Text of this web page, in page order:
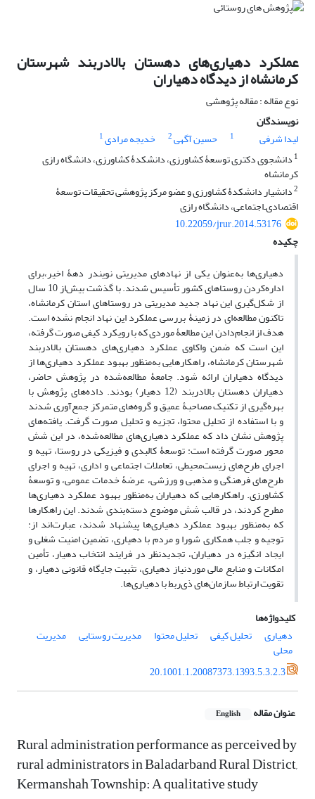
عملکرد دهیاری‌های دهستان بالادربند شهرستان
کرمانشاه از دیدگاه دهیاران
نوع مقاله : مقاله پژوهشی
نویسندگان
لیدا شرفی
1 حسین آگهی2 خدیجه مرادی1
1 دانشجوی دکتری توسعۀ کشاورزی، دانشکدۀ کشاورزی، دانشگاه رازی
کرمانشاه
2دانشیار دانشکدۀ کشاورزی و عضو مرکز پژوهشی تحقیقات توسعۀ
اقتصادی‌ـ‌‌اجتماعی، دانشگاه رازی
10.22059/jrur.2014.53176
چکیده
دهیاری‌ها به‌عنوان یکی از نهادهای مدیریتی نویندر دهۀ اخیر،برای
اداره‌کردن روستاهای کشور تأسیس شدند. با گذشت بیش‌از 10‌ سال
از شکل‌گیری این نهاد جدید مدیریتی در روستاهای استان کرمانشاه،
تاکنون مطالعه‌ای در زمینۀ بررسی عملکرد این نهاد انجام نشده است.
هدف از انجام‌دادن این مطالعۀ موردی که با رویکرد کیفی صورت گرفته،
این است که ضمن واکاوی عملکرد دهیاری‌های دهستان بالادربند
شهرستان کرمانشاه، راهکارهایی به‌منظور بهبود عملکرد دهیاری‌ها از
دیدگاه دهیاران ارائه شود. جامعۀ مطالعه‌شده در پژوهش حاضر،
دهیاران دهستان بالادربند (12 دهیار) بودند. داده‌های پژوهش با
بهره‌گیری از تکنیک مصاحبۀ عمیق و گروه‌های متمرکز جمع‌آوری شدند
و با استفاده از تحلیل‌ محتوا، تجزیه و تحلیل صورت گرفت. یافته‌های
پژوهش نشان داد که عملکرد دهیاری‌های مطالعه‌شده، در این شش
محور صورت گرفته است: توسعۀ کالبدی و فیزیکی در روستا، تهیه و
اجرای طرح‌های زیست‌محیطی، تعاملات اجتماعی و اداری، تهیه و اجرای
طرح‌های فرهنگی و مذهبی و ورزشی، عرضۀ خدمات عمومی، و توسعۀ
کشاورزی. راهکارهایی که دهیاران به‌منظور بهبود عملکرد دهیاری‌ها
مطرح کردند، در قالب شش موضوع دسته‌بندی شدند. این راهکارها
که به‌منظور بهبود عملکرد دهیاری‌ها پیشنهاد شدند، عبارت‌اند از:
توجیه و جلب همکاری شورا و مردم با دهیاری، تضمین امنیت شغلی و
ایجاد انگیزه در دهیاران، تجدید‌نظر در فرایند انتخاب دهیار، تأمین
امکانات و منابع مالی مورد‌نیاز دهیاری، تثبیت جایگاه قانونی دهیار، و
تقویت ارتباط سازمان‌های ذی‌ربط با دهیاری‌ها.
کلیدواژه‌ها
دهیاری
تحلیل کیفی تحلیل ‌محتوا مدیریت روستایی مدیریت
محلی
20.1001.1.20087373.1393.5.3.2.3
عنوان مقاله English
Rural administration performance as perceived by
rural administrators in Baladarband Rural District,
Kermanshah Township: A qualitative study